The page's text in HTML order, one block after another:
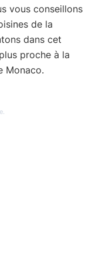
vous conseillons
de la
dans cet
proche à la
Monaco.